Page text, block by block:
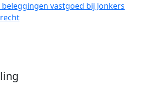
vastgoed bij Jonkers